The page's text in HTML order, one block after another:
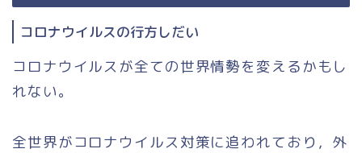
コロナウイルスの行方しだい
コロナウイルスが全ての世界情勢を変えるかもし
れない。
全世界がコロナウイルス対策に追われており，外